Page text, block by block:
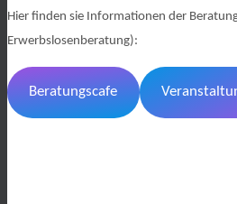
Hier finden sie Informationen der
Erwerbslosenberatung):
Beratungscafe